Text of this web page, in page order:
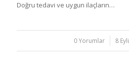
Doğru tedavi ve uygun ilaçların…
0 Yorumlar
/ 8